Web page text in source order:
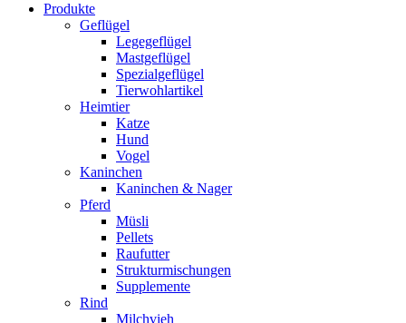
Produkte
Geflügel
Legegeflügel
Mastgeflügel
Spezialgeflügel
Tierwohlartikel
Heimtier
Katze
Hund
Vogel
Kaninchen
Kaninchen & Nager
Pferd
Müsli
Pellets
Raufutter
Strukturmischungen
Supplemente
Rind
Milchvieh